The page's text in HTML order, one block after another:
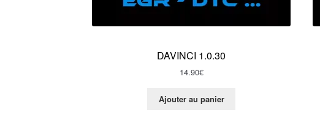
DAVINCI 1.0.30
14.90€
Ajouter au panier